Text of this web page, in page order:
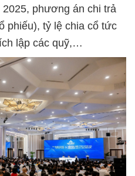
phương án chi trả
phiếu), tỷ lệ chia cổ tức
lập các quỹ,…